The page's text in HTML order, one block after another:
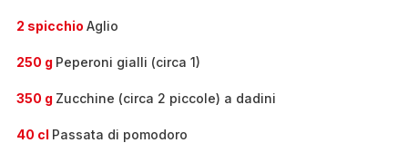
2 spicchio Aglio
250 g Peperoni gialli (circa 1)
350 g Zucchine (circa 2 piccole) a dadini
40 cl Passata di pomodoro